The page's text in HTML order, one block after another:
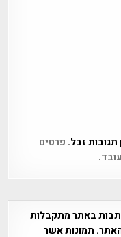
פרטים
.
באתר מתקבלות
תמונות אשר